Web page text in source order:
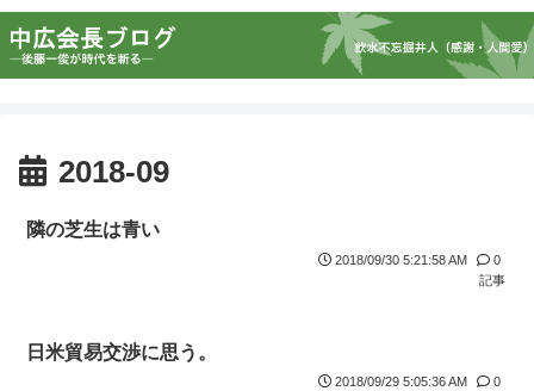
2018-09
隣の芝生は青い
2018/09/30 5:21:58 AM
0
記事
日米貿易交渉に思う。
2018/09/29 5:05:36 AM
0